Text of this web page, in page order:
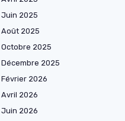
Juin 2025
Août 2025
Octobre 2025
Décembre 2025
Février 2026
Avril 2026
Juin 2026